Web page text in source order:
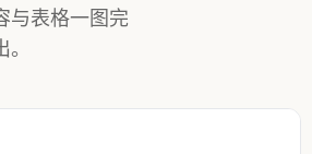
与表格一图完